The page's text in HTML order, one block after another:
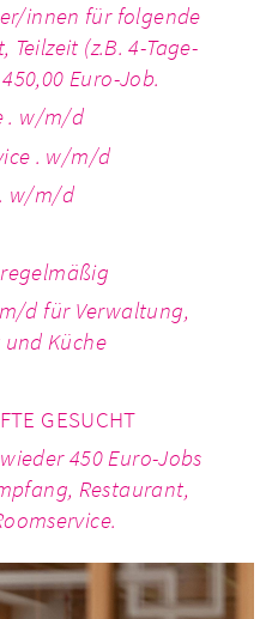
innen für fol­gende
Teil­zeit (z.B. 4-Tage-
Euro-Job.
. w/m/d
. w/m/d
w/m/d
d für Ver­wal­tung,
Küche
GESUCHT
450 Euro-Jobs
Restau­rant,